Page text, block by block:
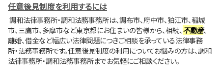
任意後見制度を利用するには
調和法律事務所・調和法務事務所は、調布市、府中市、狛江市、稲城
市、三鷹市、多摩市など東京都にお住まいの皆様から、相続、不動産、
離婚、借金など幅広い法律問題につきご相談を承っている法律事務
所・法務事務所です。任意後見制度の利用についてお悩みの方は、調和
法律事務所・調和法務事務所までお気軽にご相談ください。